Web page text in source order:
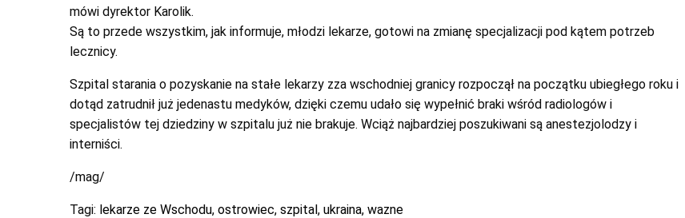
mówi dyrektor Karolik.
Są to przede wszystkim, jak informuje, młodzi lekarze, gotowi na zmianę specjalizacji pod kątem potrzeb
lecznicy.
Szpital starania o pozyskanie na stałe lekarzy zza wschodniej granicy rozpoczął na początku ubiegłego roku i
dotąd zatrudnił już jedenastu medyków, dzięki czemu udało się wypełnić braki wśród radiologów i
specjalistów tej dziedziny w szpitalu już nie brakuje. Wciąż najbardziej poszukiwani są anestezjolodzy i
interniści.
/mag/
Tagi: lekarze ze Wschodu, ostrowiec, szpital, ukraina, wazne